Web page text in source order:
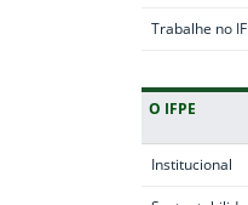
Trabalhe no
O IFPE
Institucional